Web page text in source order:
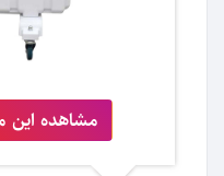
مشاهده این